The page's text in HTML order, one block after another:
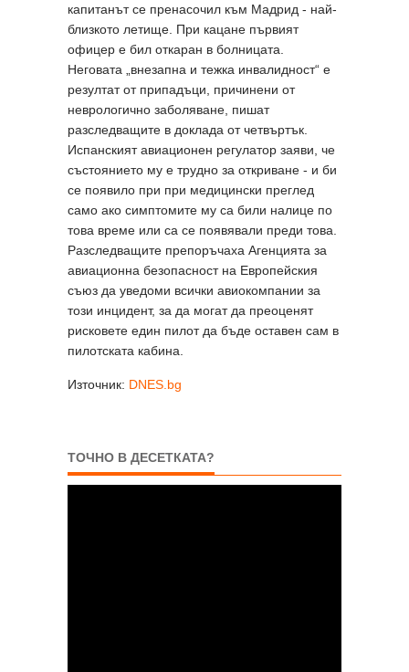
капитанът се пренасочил към Мадрид - най-
близкото летище. При кацане първият
офицер е бил откаран в болницата.
Неговата „внезапна и тежка инвалидност“ е
резултат от припадъци, причинени от
неврологично заболяване, пишат
разследващите в доклада от четвъртък.
Испанският авиационен регулатор заяви, че
състоянието му е трудно за откриване - и би
се появило при при медицински преглед
само ако симптомите му са били налице по
това време или са се появявали преди това.
Разследващите препоръчаха Агенцията за
авиационна безопасност на Европейския
съюз да уведоми всички авиокомпании за
този инцидент, за да могат да преоценят
рисковете един пилот да бъде оставен сам в
пилотската кабина.
Източник: DNES.bg
ТОЧНО В ДЕСЕТКАТА?